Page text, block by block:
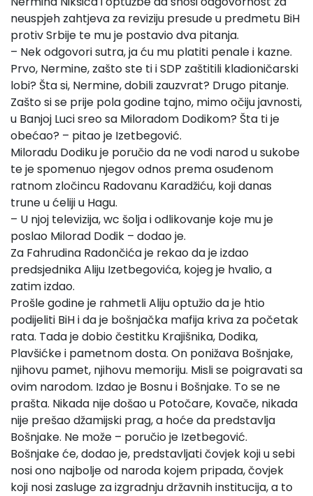
neuspjeh zahtjeva za reviziju presude u predmetu BiH
protiv Srbije te mu je postavio dva pitanja.
– Nek odgovori sutra, ja ću mu platiti penale i kazne.
Prvo, Nermine, zašto ste ti i SDP zaštitili kladioničarski
lobi? Šta si, Nermine, dobili zauzvrat? Drugo pitanje.
Zašto si se prije pola godine tajno, mimo očiju javnosti,
u Banjoj Luci sreo sa Miloradom Dodikom? Šta ti je
obećao? – pitao je Izetbegović.
Miloradu Dodiku je poručio da ne vodi narod u sukobe
te je spomenuo njegov odnos prema osuđenom
ratnom zločincu Radovanu Karadžiću, koji danas
trune u ćeliji u Hagu.
– U njoj televizija, wc šolja i odlikovanje koje mu je
poslao Milorad Dodik – dodao je.
Za Fahrudina Radončića je rekao da je izdao
predsjednika Aliju Izetbegovića, kojeg je hvalio, a
zatim izdao.
Prošle godine je rahmetli Aliju optužio da je htio
podijeliti BiH i da je bošnjačka mafija kriva za početak
rata. Tada je dobio čestitku Krajišnika, Dodika,
Plavšićke i pametnom dosta. On ponižava Bošnjake,
njihovu pamet, njihovu memoriju. Misli se poigravati sa
ovim narodom. Izdao je Bosnu i Bošnjake. To se ne
prašta. Nikada nije došao u Potočare, Kovače, nikada
nije prešao džamijski prag, a hoće da predstavlja
Bošnjake. Ne može – poručio je Izetbegović.
Bošnjake će, dodao je, predstavljati čovjek koji u sebi
nosi ono najbolje od naroda kojem pripada, čovjek
koji nosi zasluge za izgradnju državnih institucija, a to